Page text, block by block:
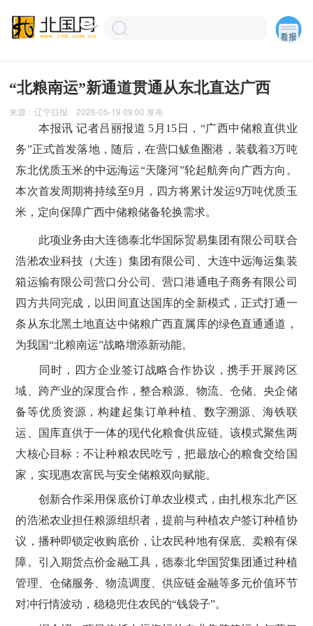
“北粮南运”新通道贯通从东北直达广西
来源：辽宁日报 2026-05-19 09:00 发布
本报讯 记者吕丽报道 5月15日，“广西中储粮直供业
务”正式首发落地，随后，在营口鲅鱼圈港，装载着3万吨
东北优质玉米的中远海运“天隆河”轮起航奔向广西方向。
本次首发周期将持续至9月，四方将累计发运9万吨优质玉
米，定向保障广西中储粮储备轮换需求。
此项业务由大连德泰北华国际贸易集团有限公司联合
浩淞农业科技（大连）集团有限公司、大连中远海运集装
箱运输有限公司营口分公司、营口港通电子商务有限公司
四方共同完成，以田间直达国库的全新模式，正式打通一
条从东北黑土地直达中储粮广西直属库的绿色直通通道，
为我国“北粮南运”战略增添新动能。
同时，四方企业签订战略合作协议，携手开展跨区
域、跨产业的深度合作，整合粮源、物流、仓储、央企储
备等优质资源，构建起集订单种植、数字溯源、海铁联
运、国库直供于一体的现代化粮食供应链。该模式聚焦两
大核心目标：不让种粮农民吃亏，把最放心的粮食交给国
家，实现惠农富民与安全储粮双向赋能。
创新合作采用保底价订单农业模式，由扎根东北产区
的浩淞农业担任粮源组织者，提前与种植农户签订种植协
议，播种即锁定收购底价，让农民种地有保底、卖粮有保
障。引入期货点价金融工具，德泰北华国贸集团通过种植
管理、仓储服务、物流调度、供应链金融等多元价值环节
对冲行情波动，稳稳兜住农民的“钱袋子”。